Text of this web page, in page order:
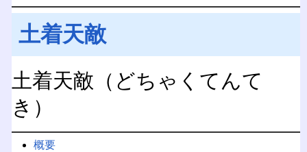
土着天敵
土着天敵（どちゃくてんて
き）
概要